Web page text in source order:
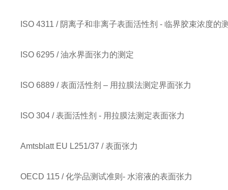
ISO 4311 / 阴离子和非离子表面活性剂 - 临界胶束浓度的
ISO 6295 / 油水界面张力的测定
ISO 6889 / 表面活性剂 – 用拉膜法测定界面张力
ISO 304 / 表面活性剂 - 用拉膜法测定表面张力
Amtsblatt EU L251/37 / 表面张力
OECD 115 / 化学品测试准则- 水溶液的表面张力